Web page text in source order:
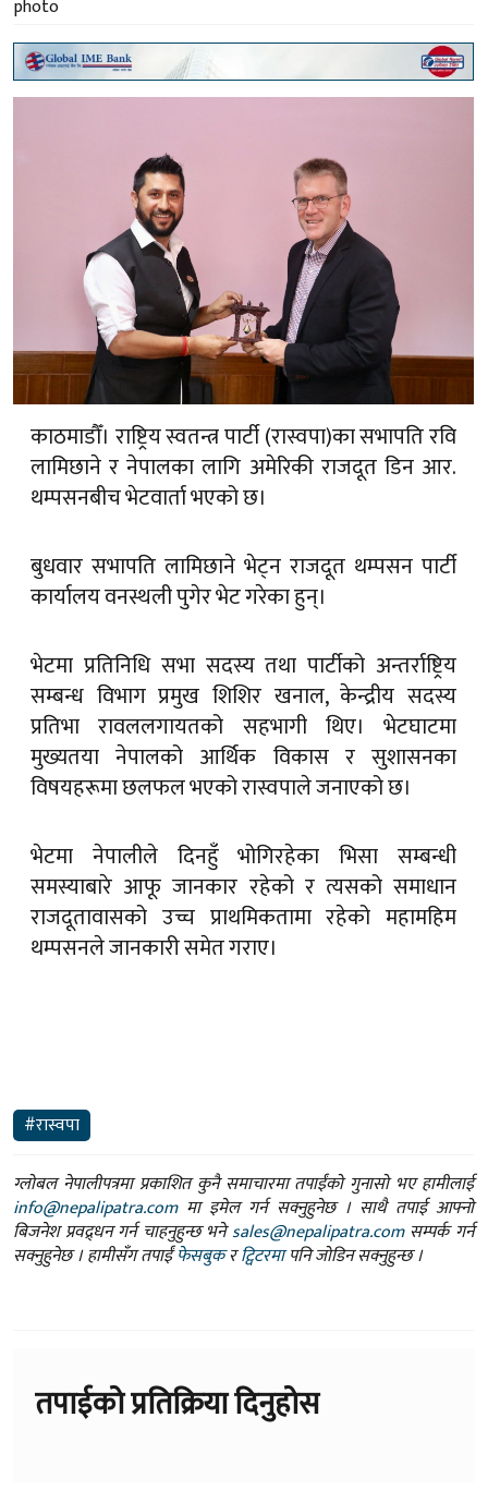
काठमाडौँ। राष्ट्रिय स्वतन्त्र पार्टी (रास्वपा)का सभापति रवि
लामिछाने र नेपालका लागि अमेरिकी राजदूत डिन आर.
थम्पसनबीच भेटवार्ता भएको छ।
बुधवार सभापति लामिछाने भेट्न राजदूत थम्पसन पार्टी
कार्यालय वनस्थली पुगेर भेट गरेका हुन्।
भेटमा प्रतिनिधि सभा सदस्य तथा पार्टीको अन्तर्राष्ट्रिय
सम्बन्ध विभाग प्रमुख शिशिर खनाल, केन्द्रीय सदस्य
प्रतिभा रावललगायतको सहभागी थिए। भेटघाटमा
मुख्यतया नेपालको आर्थिक विकास र सुशासनका
विषयहरूमा छलफल भएको रास्वपाले जनाएको छ।
भेटमा नेपालीले दिनहुँ भोगिरहेका भिसा सम्बन्धी
समस्याबारे आफू जानकार रहेको र त्यसको समाधान
राजदूतावासको उच्च प्राथमिकतामा रहेको महामहिम
थम्पसनले जानकारी समेत गराए।
#रास्वपा
ग्लोबल नेपालीपत्रमा प्रकाशित कुनै समाचारमा तपाईंको गुनासो भए हामीलाई
info@nepalipatra.comमा इमेल गर्न सक्नुहुनेछ । साथै तपाई आफ्नो
बिजनेश प्रवद्र्धन गर्न चाहनुहुन्छ भनेsales@nepalipatra.comसम्पर्क गर्न
सक्नुहुनेछ । हामीसँग तपाईंफेसबुकरट्विटरमापनि जोडिन सक्नुहुन्छ ।
तपाईको प्रतिक्रिया दिनुहोस